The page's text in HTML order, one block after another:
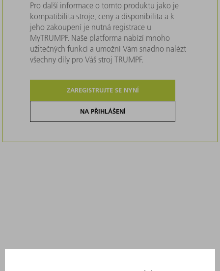
Pro další informace o tomto produktu jako je
kompatibilita stroje, ceny a disponibilita a k
jeho zakoupení je nutná registrace u
MyTRUMPF. Naše platforma nabízí mnoho
užitečných funkcí a umožní Vám snadno nalézt
všechny díly pro Váš stroj TRUMPF.
ZAREGISTRUJTE SE NYNÍ
NA PŘIHLÁŠENÍ